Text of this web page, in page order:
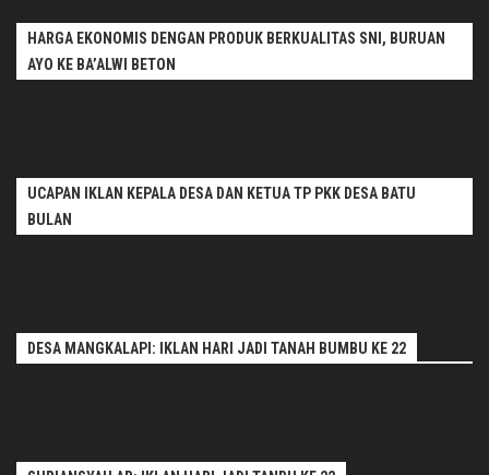
HARGA EKONOMIS DENGAN PRODUK BERKUALITAS SNI, BURUAN
AYO KE BA’ALWI BETON
UCAPAN IKLAN KEPALA DESA DAN KETUA TP PKK DESA BATU
BULAN
DESA MANGKALAPI: IKLAN HARI JADI TANAH BUMBU KE 22